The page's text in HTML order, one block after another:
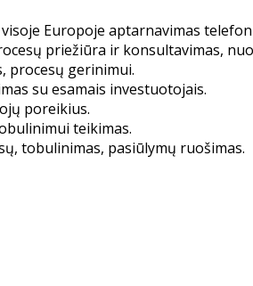
Europoje aptarnavimas
priežiūra ir konsultavimas,
procesų gerinimui.
su esamais investuotojais.
poreikius.
teikimas.
tobulinimas, pasiūlymų ruošimas.